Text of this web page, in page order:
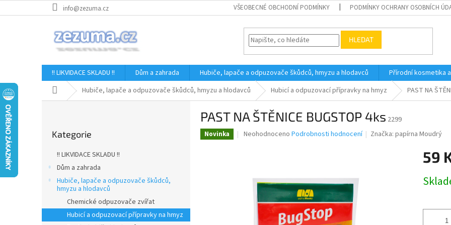
na
info@zezuma.cz VŠEOBECNÉ OBCHODNÍ PODMÍNKY PODMÍNKY OCHRANY OSOBNÍCH
HLEDAT
!! LIKVIDACE SKLADU !! Dům a zahrada Hubiče, lapače a odpuzovače škůdců, hmyzu a hlodavců Přírodní kosmetika
Domů Hubiče, lapače a odpuzovače škůdců, hmyzu a hlodavců Hubicí a odpuzovací přípravky na hmyz PAST NA
p
kategorie
Kategorie
!! LIKVIDACE SKLADU !!
Dům a zahrada
Hubiče, lapače a odpuzovače škůdců,
hmyzu a hlodavců
Chemické odpuzovače zvířat
Hubicí a odpuzovací přípravky na hmyz
PAST NA ŠTĚNICE BUGSTOP 4ks 2299
Novinka
Průměrné
hvězdiček.
Neohodnoceno Podrobnosti hodnocení Značka:papírna Moudrý
59
cena: